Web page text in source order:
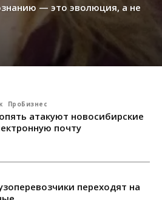
— это эволюция, а не
ПроБизнес
атакуют новосибирские
почту
переходят на